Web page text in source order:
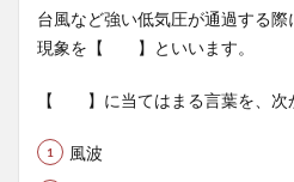
台風など強い低気圧が通過する
現象を【 】といいます。
【 】に当てはまる言葉を、次
風波